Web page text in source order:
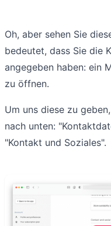
Oh, aber sehen Sie
bedeutet, dass Sie die
angegeben haben: ein
zu öffnen.
Um uns diese zu
nach unten:
"Kontakt und Soziales".